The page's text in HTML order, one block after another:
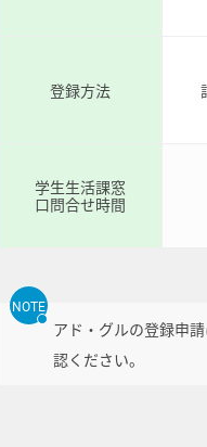
登録方法
学生生活課窓
口問合せ時間
NOTE
アド・グルの登録申
認ください。